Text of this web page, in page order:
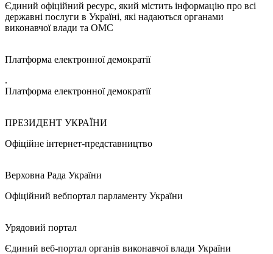
Єдиний офіційний ресурс, який містить інформацію про всі
державні послуги в Україні, які надаються органами
виконавчої влади та ОМС
Платформа електронної демократії
.
Платформа електронної демократії
ПРЕЗИДЕНТ УКРАЇНИ
Офіційне інтернет-представництво
Верховна Рада України
Офіційний вебпортал парламенту України
Урядовий портал
Єдиний веб-портал органів виконавчої влади України